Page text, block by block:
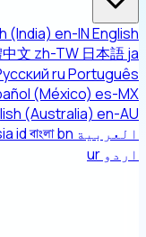
(India) en-INEnglish
文 zh-TW 日本語ja
ruPortuguês
(México) es-MX
(Australia) en-AU
العربية
idবাংলাbn
اردو ur